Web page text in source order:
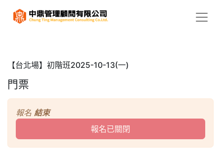
【台北場】初階班2025-10-13(一)
門票
報名 結束
報名已關閉